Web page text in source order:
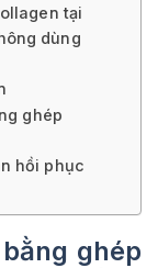
tại
dùng
ghép
hồi phục
ghép